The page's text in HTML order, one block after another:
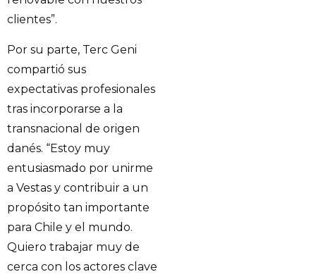
clientes”.
Por su parte, Terc Geni
compartió sus
expectativas profesionales
tras incorporarse a la
transnacional de origen
danés. “Estoy muy
entusiasmado por unirme
a Vestas y contribuir a un
propósito tan importante
para Chile y el mundo.
Quiero trabajar muy de
cerca con los actores clave